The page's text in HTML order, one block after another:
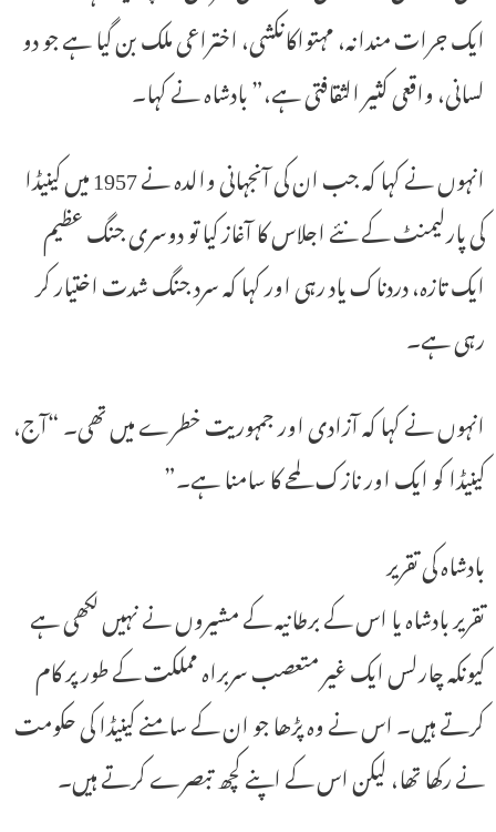
ایک جرات مندانہ، مہتواکانکشی، اختراعی ملک بن گیا ہے جو دو
لسانی، واقعی کثیر الثقافتی ہے،” بادشاہ نے کہا۔
انہوں نے کہا کہ جب ان کی آنجہانی والدہ نے 1957 میں کینیڈا
کی پارلیمنٹ کے نئے اجلاس کا آغاز کیا تو دوسری جنگ عظیم
ایک تازہ، دردناک یاد رہی اور کہا کہ سرد جنگ شدت اختیار کر
رہی ہے۔
انہوں نے کہا کہ آزادی اور جمہوریت خطرے میں تھی۔ “آج،
کینیڈا کو ایک اور نازک لمحے کا سامنا ہے۔”
بادشاہ کی تقریر
تقریر بادشاہ یا اس کے برطانیہ کے مشیروں نے نہیں لکھی ہے
کیونکہ چارلس ایک غیر متعصب سربراہ مملکت کے طور پر کام
کرتے ہیں۔ اس نے وہ پڑھا جو ان کے سامنے کینیڈا کی حکومت
نے رکھا تھا، لیکن اس کے اپنے کچھ تبصرے کرتے ہیں۔